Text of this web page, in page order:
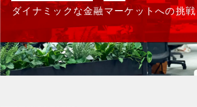
ダイナミックな金融マーケットへの挑戦